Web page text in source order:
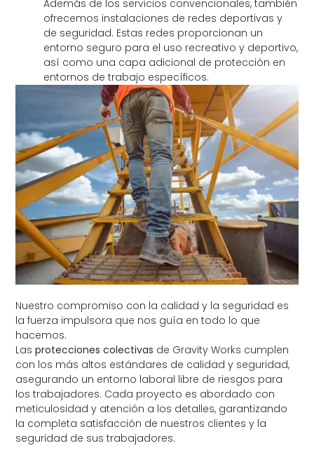
Además de los servicios convencionales, también
ofrecemos instalaciones de redes deportivas y
de seguridad. Estas redes proporcionan un
entorno seguro para el uso recreativo y deportivo,
así como una capa adicional de protección en
entornos de trabajo específicos.
Nuestro compromiso con la calidad y la seguridad es
la fuerza impulsora que nos guía en todo lo que
hacemos.
Lasprotecciones colectivas de Gravity Works cumplen
con los más altos estándares de calidad y seguridad,
asegurando un entorno laboral libre de riesgos para
los trabajadores. Cada proyecto es abordado con
meticulosidad y atención a los detalles, garantizando
la completa satisfacción de nuestros clientes y la
seguridad de sus trabajadores.